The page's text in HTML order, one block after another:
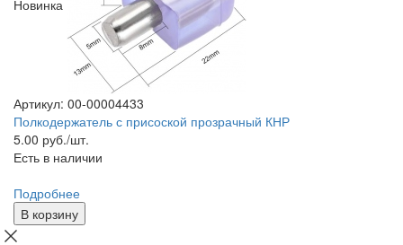
Новинка
Артикул: 00-00004433
Полкодержатель с присоской прозрачный КНР
5.00 руб./шт.
Есть в наличии
Подробнее
В корзину